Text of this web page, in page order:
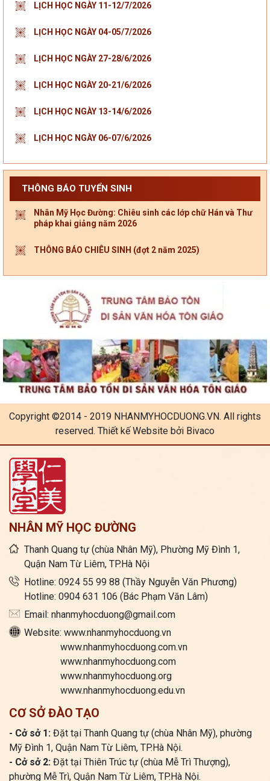
LỊCH HỌC NGÀY 11-12/7/2026
LỊCH HỌC NGÀY 04-05/7/2026
LỊCH HỌC NGÀY 27-28/6/2026
LỊCH HỌC NGÀY 20-21/6/2026
LỊCH HỌC NGÀY 13-14/6/2026
LỊCH HỌC NGÀY 06-07/6/2026
THÔNG BÁO TUYỂN SINH
Nhân Mỹ Học Đường: Chiêu sinh các lớp chữ Hán và Thư
pháp khai giảng năm 2026
THÔNG BÁO CHIÊU SINH (đợt 2 năm 2025)
Copyright ©2014 - 2019 NHANMYHOCDUONG.VN. All rights
reserved. Thiết kế Website bởi Bivaco
NHÂN MỸ HỌC ĐƯỜNG
Thanh Quang tự (chùa Nhân Mỹ), Phường Mỹ Đình 1,
Quận Nam Từ Liêm, TP.Hà Nội
Hotline: 0924 55 99 88 (Thầy Nguyễn Văn Phương)
Hotline: 0904 631 106 (Bác Phạm Văn Lâm)
Email: nhanmyhocduong@gmail.com
Website: www.nhanmyhocduong.vn
www.nhanmyhocduong.com.vn
www.nhanmyhocduong.com
www.nhanmyhocduong.org
www.nhanmyhocduong.edu.vn
CƠ SỞ ĐÀO TẠO
- Cở sở 1: Đặt tại Thanh Quang tự (chùa Nhân Mỹ), phường
Mỹ Đình 1, Quận Nam Từ Liêm, TP.Hà Nội.
- Cở sở 2: Đặt tại Thiên Trúc tự (chùa Mễ Trì Thượng),
phường Mễ Trì, Quận Nam Từ Liêm, TP.Hà Nội.